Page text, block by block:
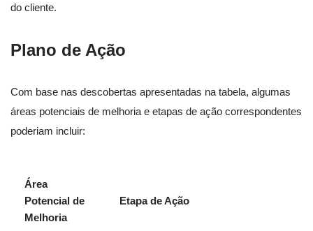
do cliente.
Plano de Ação
Com base nas descobertas apresentadas na tabela, algumas
áreas potenciais de melhoria e etapas de ação correspondentes
poderiam incluir:
Área
Potencial de
Melhoria
Etapa de Ação